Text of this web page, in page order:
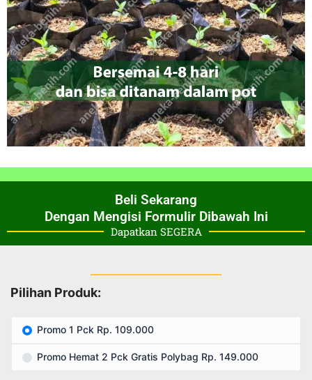
Beli Sekarang
Dengan Mengisi Formulir Dibawah Ini
Dapatkan SEGERA
Pilihan Produk:
Promo 1 Pck Rp. 109.000
Promo Hemat 2 Pck Gratis Polybag Rp. 149.000